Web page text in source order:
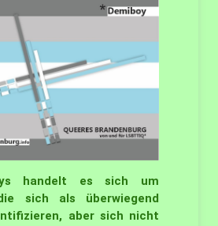
handelt es sich um
sich als überwiegend
aber sich nicht